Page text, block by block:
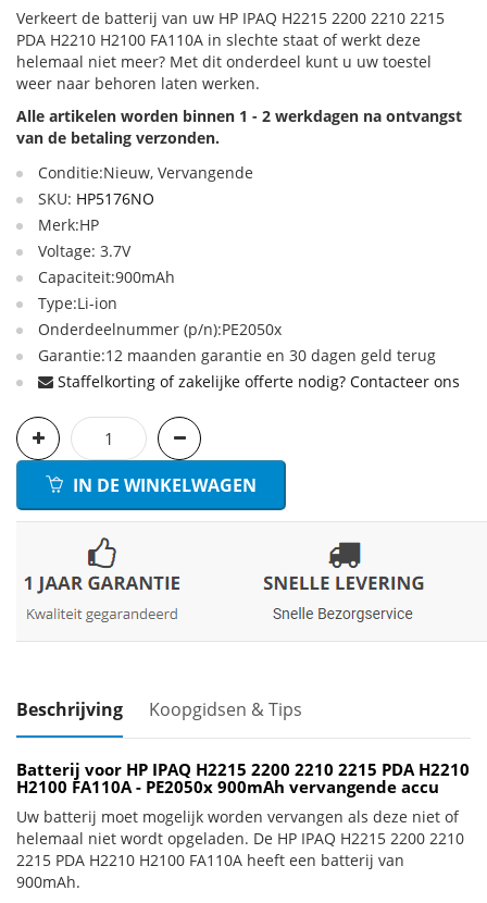
Verkeert de batterij van uw HP IPAQ H2215 2200 2210 2215
PDA H2210 H2100 FA110A in slechte staat of werkt deze
helemaal niet meer? Met dit onderdeel kunt u uw toestel
weer naar behoren laten werken.
Alle artikelen worden binnen 1 - 2 werkdagen na ontvangst
van de betaling verzonden.
Conditie:Nieuw, Vervangende
SKU: HP5176NO
Merk:HP
Voltage: 3.7V
Capaciteit:900mAh
Type:Li-ion
Onderdeelnummer (p/n):PE2050x
Garantie:12 maanden garantie en 30 dagen geld terug
Staffelkorting of zakelijke offerte nodig? Contacteer ons
IN DE WINKELWAGEN
Beschrijving Koopgidsen & Tips
Batterij voor HP IPAQ H2215 2200 2210 2215 PDA H2210
H2100 FA110A - PE2050x 900mAh vervangende accu
Uw batterij moet mogelijk worden vervangen als deze niet of
helemaal niet wordt opgeladen. De HP IPAQ H2215 2200 2210
2215 PDA H2210 H2100 FA110A heeft een batterij van
900mAh.